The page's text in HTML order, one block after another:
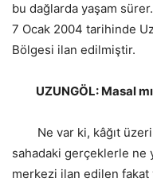
bu dağlarda yaşam
7 Ocak 2004 tarihinde
Bölgesi ilan edilmiştir.
UZUNGÖL: Masal
Ne var ki, kâğıt
sahadaki gerçeklerle ne
merkezi ilan edilen fakat